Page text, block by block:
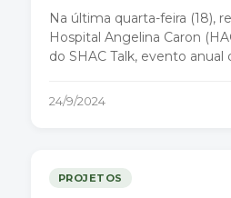
Na última quarta-feira (18),
Hospital Angelina Caron
do SHAC Talk, evento anual
social privado e
24/9/2024
PROJETOS